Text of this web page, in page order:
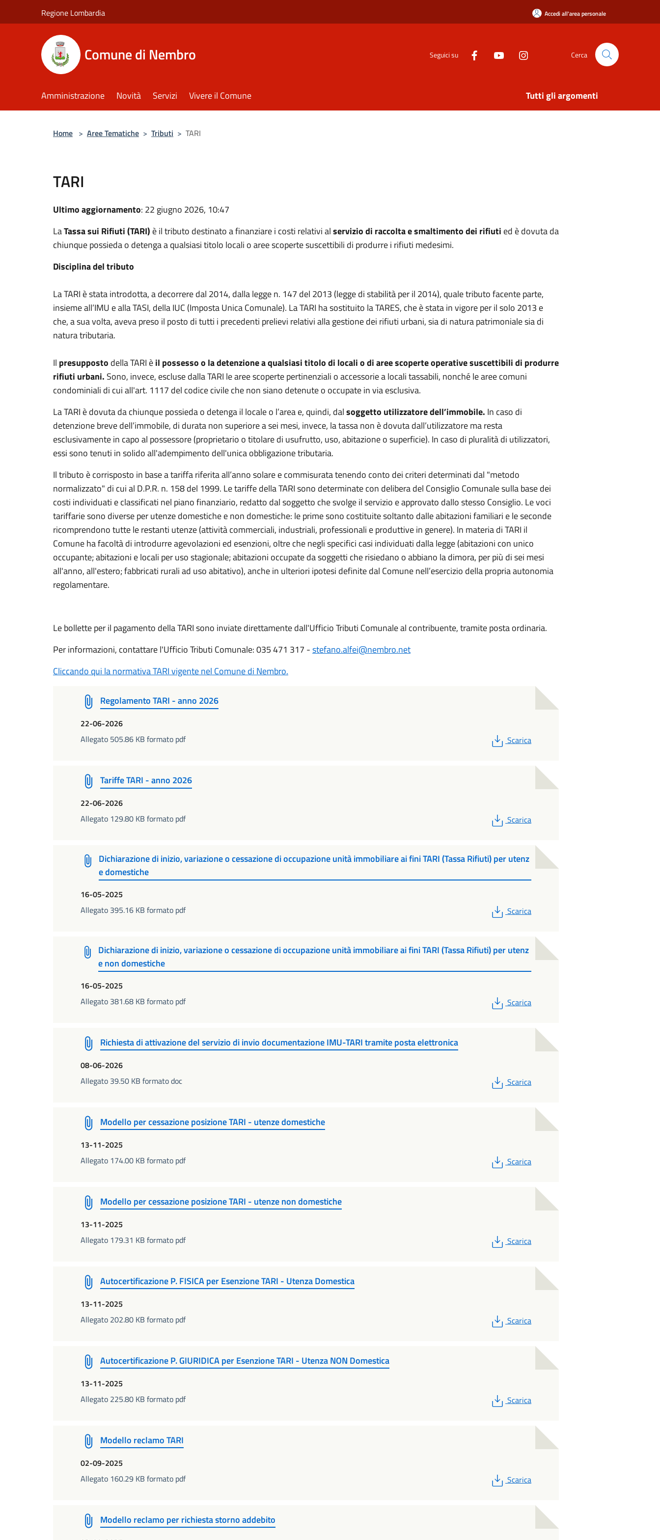
Regione Lombardia Accedi all'area personale
Comune di Nembro Seguici su Cerca
Amministrazione Novità Servizi Vivere il Comune Tutti gli argomenti
Home > Aree Tematiche > Tributi > TARI
TARI
Ultimo aggiornamento: 22 giugno 2026, 10:47
LaTassa sui Rifiuti (TARI) è il tributo destinato a finanziare i costi relativi alservizio di raccolta e smaltimento dei rifiuti ed è dovuta da
chiunque possieda o detenga a qualsiasi titolo locali o aree scoperte suscettibili di produrre i rifiuti medesimi.
Disciplina del tributo
La TARI è stata introdotta, a decorrere dal 2014, dalla legge n. 147 del 2013 (legge di stabilità per il 2014), quale tributo facente parte,
insieme all’IMU e alla TASI, della IUC (Imposta Unica Comunale). La TARI ha sostituito la TARES, che è stata in vigore per il solo 2013 e
che, a sua volta, aveva preso il posto di tutti i precedenti prelievi relativi alla gestione dei rifiuti urbani, sia di natura patrimoniale sia di
natura tributaria.
Il presupposto della TARI èil possesso o la detenzione a qualsiasi titolo di locali o di aree scoperte operative suscettibili di produrre
rifiuti urbani. Sono, invece, escluse dalla TARI le aree scoperte pertinenziali o accessorie a locali tassabili, nonché le aree comuni
condominiali di cui all'art. 1117 del codice civile che non siano detenute o occupate in via esclusiva.
La TARI è dovuta da chiunque possieda o detenga il locale o l’area e, quindi, dalsoggetto utilizzatore dell’immobile. In caso di
detenzione breve dell’immobile, di durata non superiore a sei mesi, invece, la tassa non è dovuta dall’utilizzatore ma resta
esclusivamente in capo al possessore (proprietario o titolare di usufrutto, uso, abitazione o superficie). In caso di pluralità di utilizzatori,
essi sono tenuti in solido all'adempimento dell'unica obbligazione tributaria.
Il tributo è corrisposto in base a tariffa riferita all’anno solare e commisurata tenendo conto dei criteri determinati dal "metodo
normalizzato" di cui al D.P.R. n. 158 del 1999. Le tariffe della TARI sono determinate con delibera del Consiglio Comunale sulla base dei
costi individuati e classificati nel piano finanziario, redatto dal soggetto che svolge il servizio e approvato dallo stesso Consiglio. Le voci
tariffarie sono diverse per utenze domestiche e non domestiche: le prime sono costituite soltanto dalle abitazioni familiari e le seconde
ricomprendono tutte le restanti utenze (attività commerciali, industriali, professionali e produttive in genere). In materia di TARI il
Comune ha facoltà di introdurre agevolazioni ed esenzioni, oltre che negli specifici casi individuati dalla legge (abitazioni con unico
occupante; abitazioni e locali per uso stagionale; abitazioni occupate da soggetti che risiedano o abbiano la dimora, per più di sei mesi
all'anno, all'estero; fabbricati rurali ad uso abitativo), anche in ulteriori ipotesi definite dal Comune nell’esercizio della propria autonomia
regolamentare.
Le bollette per il pagamento della TARI sono inviate direttamente dall'Ufficio Tributi Comunale al contribuente, tramite posta ordinaria.
Per informazioni, contattare l'Ufficio Tributi Comunale: 035 471 317 -stefano.alfei@nembro.net
Cliccando qui la normativa TARI vigente nel Comune di Nembro.
Regolamento TARI - anno 2026
22-06-2026
Allegato 505.86 KB formato pdf
PDF
Scarica
Tariffe TARI - anno 2026
22-06-2026
Allegato 129.80 KB formato pdf
PDF
Scarica
Dichiarazione di inizio, variazione o cessazione di occupazione unità immobiliare ai fini TARI (Tassa Rifiuti) per utenz
e domestiche
16-05-2025
Allegato 395.16 KB formato pdf
PDF
Scarica
Dichiarazione di inizio, variazione o cessazione di occupazione unità immobiliare ai fini TARI (Tassa Rifiuti) per utenz
e non domestiche
16-05-2025
Allegato 381.68 KB formato pdf
PDF
Scarica
Richiesta di attivazione del servizio di invio documentazione IMU-TARI tramite posta elettronica
08-06-2026
Allegato 39.50 KB formato doc
PDF
Scarica
Modello per cessazione posizione TARI - utenze domestiche
13-11-2025
Allegato 174.00 KB formato pdf
PDF
Scarica
Modello per cessazione posizione TARI - utenze non domestiche
13-11-2025
Allegato 179.31 KB formato pdf
PDF
Scarica
Autocertificazione P. FISICA per Esenzione TARI - Utenza Domestica
13-11-2025
Allegato 202.80 KB formato pdf
PDF
Scarica
Autocertificazione P. GIURIDICA per Esenzione TARI - Utenza NON Domestica
13-11-2025
Allegato 225.80 KB formato pdf
PDF
Scarica
Modello reclamo TARI
02-09-2025
Allegato 160.29 KB formato pdf
PDF
Scarica
Modello reclamo per richiesta storno addebito